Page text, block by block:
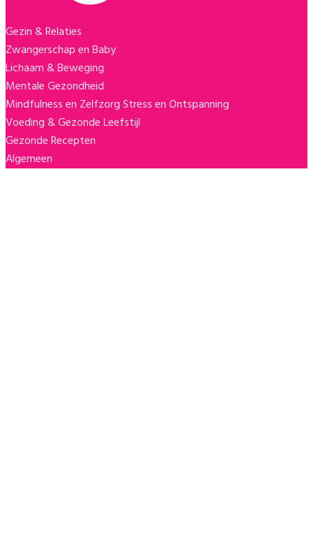
Gezin & Relaties
Zwangerschap en Baby
Lichaam & Beweging
Mentale Gezondheid
Mindfulness en ZelfzorgStress en Ontspanning
Voeding & Gezonde Leefstijl
Gezonde Recepten
Algemeen